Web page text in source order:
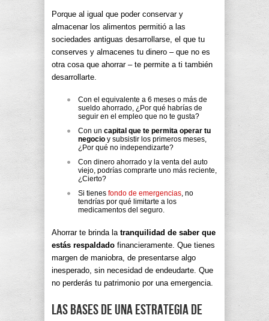
Porque al igual que poder conservar y
almacenar los alimentos permitió a las
sociedades antiguas desarrollarse, el que tu
conserves y almacenes tu dinero – que no es
otra cosa que ahorrar – te permite a ti también
desarrollarte.
Con el equivalente a 6 meses o más de
sueldo ahorrado, ¿Por qué habrías de
seguir en el empleo que no te gusta?
Con un capital que te permita operar tu
negocio y subsistir los primeros meses,
¿Por qué no independizarte?
Con dinero ahorrado y la venta del auto
viejo, podrías comprarte uno más reciente,
¿Cierto?
Si tienes fondo de emergencias, no
tendrías por qué limitarte a los
medicamentos del seguro.
Ahorrar te brinda la tranquilidad de saber que
estás respaldado financieramente. Que tienes
margen de maniobra, de presentarse algo
inesperado, sin necesidad de endeudarte. Que
no perderás tu patrimonio por una emergencia.
Las bases de una estrategia de